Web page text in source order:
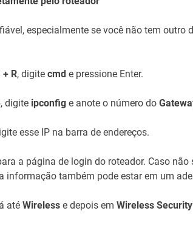
especialmente se você não tem
+ R, digite cmd e pressione Enter.
digite ipconfige anote o número do
esse IP na barra de endereços.
a página de login do roteador. Caso
informação também pode estar em um
até Wirelesse depois em Wireless Security